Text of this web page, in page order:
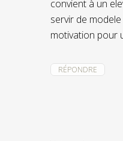
convient à un
servir de
motivation pour
RÉPONDRE